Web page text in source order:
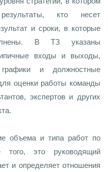
кто несет
и сроки, в которые
В ТЗ указаны
входы и выходы,
и должностные
оценки работы команды
экспертов и других
объема и типа работ по
того, это руководящий
и определяет отношения